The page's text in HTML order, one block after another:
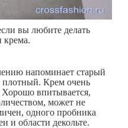
вы любите делать
крема.
напоминает старый
плотный. Крем очень
впитывается,
может не
одного пробника
и области декольте.